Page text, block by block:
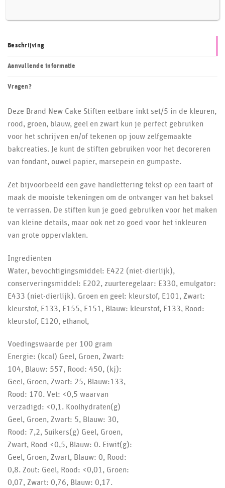
Beschrijving
Aanvullende informatie
Vragen?
Deze Brand New Cake Stiften eetbare inkt set/5 in de kleuren,
rood, groen, blauw, geel en zwart kun je perfect gebruiken
voor het schrijven en/of tekenen op jouw zelfgemaakte
bakcreaties. Je kunt de stiften gebruiken voor het decoreren
van fondant, ouwel papier, marsepein en gumpaste.
Zet bijvoorbeeld een gave handlettering tekst op een taart of
maak de mooiste tekeningen om de ontvanger van het baksel
te verrassen. De stiften kun je goed gebruiken voor het maken
van kleine details, maar ook net zo goed voor het inkleuren
van grote oppervlakten.
Ingrediënten
Water, bevochtigingsmiddel: E422 (niet-dierlijk),
conserveringsmiddel: E202, zuurteregelaar: E330, emulgator:
E433 (niet-dierlijk). Groen en geel: kleurstof, E101, Zwart:
kleurstof, E133, E155, E151, Blauw: kleurstof, E133, Rood:
kleurstof, E120, ethanol,
Voedingswaarde per 100 gram
Energie: (kcal) Geel, Groen, Zwart:
104, Blauw: 557, Rood: 450, (kj):
Geel, Groen, Zwart: 25, Blauw:133,
Rood: 170. Vet: <0,5 waarvan
verzadigd: <0,1. Koolhydraten(g)
Geel, Groen, Zwart: 5, Blauw: 30,
Rood: 7,2, Suikers(g) Geel, Groen,
Zwart, Rood <0,5, Blauw: 0. Eiwit(g):
Geel, Groen, Zwart, Blauw: 0, Rood:
0,8. Zout: Geel, Rood: <0,01, Groen:
0,07, Zwart: 0,76, Blauw: 0,17.